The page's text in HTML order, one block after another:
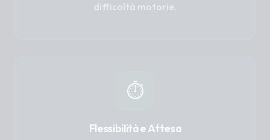
difficoltà motorie.
⏱️
Flessibilità e Attesa